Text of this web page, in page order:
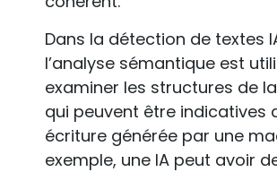
Dans la détection de textes
l’analyse sémantique est
examiner les structures de
qui peuvent être indicatives
écriture générée par une
exemple, une IA peut avoir